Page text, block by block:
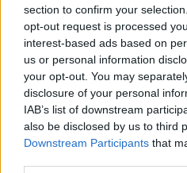
section to confirm your
opt-out request is processed
interest-based ads based on
us or personal information
your opt-out. You may
disclosure of your personal
IAB’s list of downstream
also be disclosed by us to third
Downstream Participants that
Κόσμος |06.08.2023 20:21
Ισπανία: Το
στηρίζει μια
προϋποθέσεις»
Το ακροδεξιό κόμμα
τώρα να συμμετάσχει
έγινε σε τέσσερις
πολλούς δήμους, χάρη